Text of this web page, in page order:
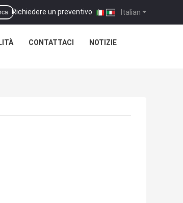
Italian
Richiedere un preventivo |
CONTATTACI NOTIZIE